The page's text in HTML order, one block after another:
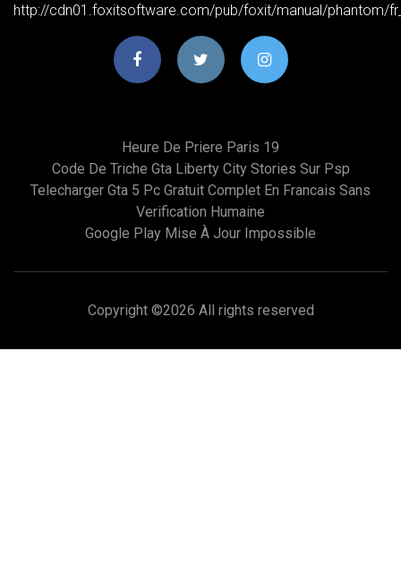
http://cdn01.foxitsoftware.com/pub/foxit/manual/phantom/
Heure De Priere Paris 19
Code De Triche Gta Liberty City Stories Sur Psp
Telecharger Gta 5 Pc Gratuit Complet En Francais Sans
Verification Humaine
Google Play Mise À Jour Impossible
Copyright ©2026 All rights reserved